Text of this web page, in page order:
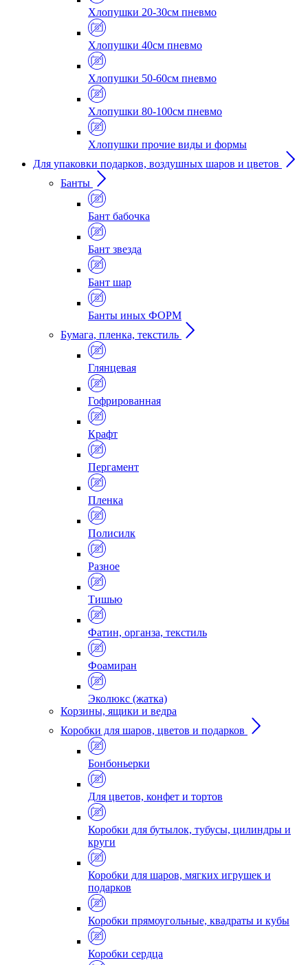
Хлопушки 20-30см пневмо
Хлопушки 40см пневмо
Хлопушки 50-60см пневмо
Хлопушки 80-100см пневмо
Хлопушки прочие виды и формы
Для упаковки подарков, воздушных шаров и цветов
Банты
Бант бабочка
Бант звезда
Бант шар
Банты иных ФОРМ
Бумага, пленка, текстиль
Глянцевая
Гофрированная
Крафт
Пергамент
Пленка
Полисилк
Разное
Тишью
Фатин, органза, текстиль
Фоамиран
Эколюкс (жатка)
Корзины, ящики и ведра
Коробки для шаров, цветов и подарков
Бонбоньерки
Для цветов, конфет и тортов
Коробки для бутылок, тубусы, цилиндры и
круги
Коробки для шаров, мягких игрушек и
подарков
Коробки прямоугольные, квадраты и кубы
Коробки сердца